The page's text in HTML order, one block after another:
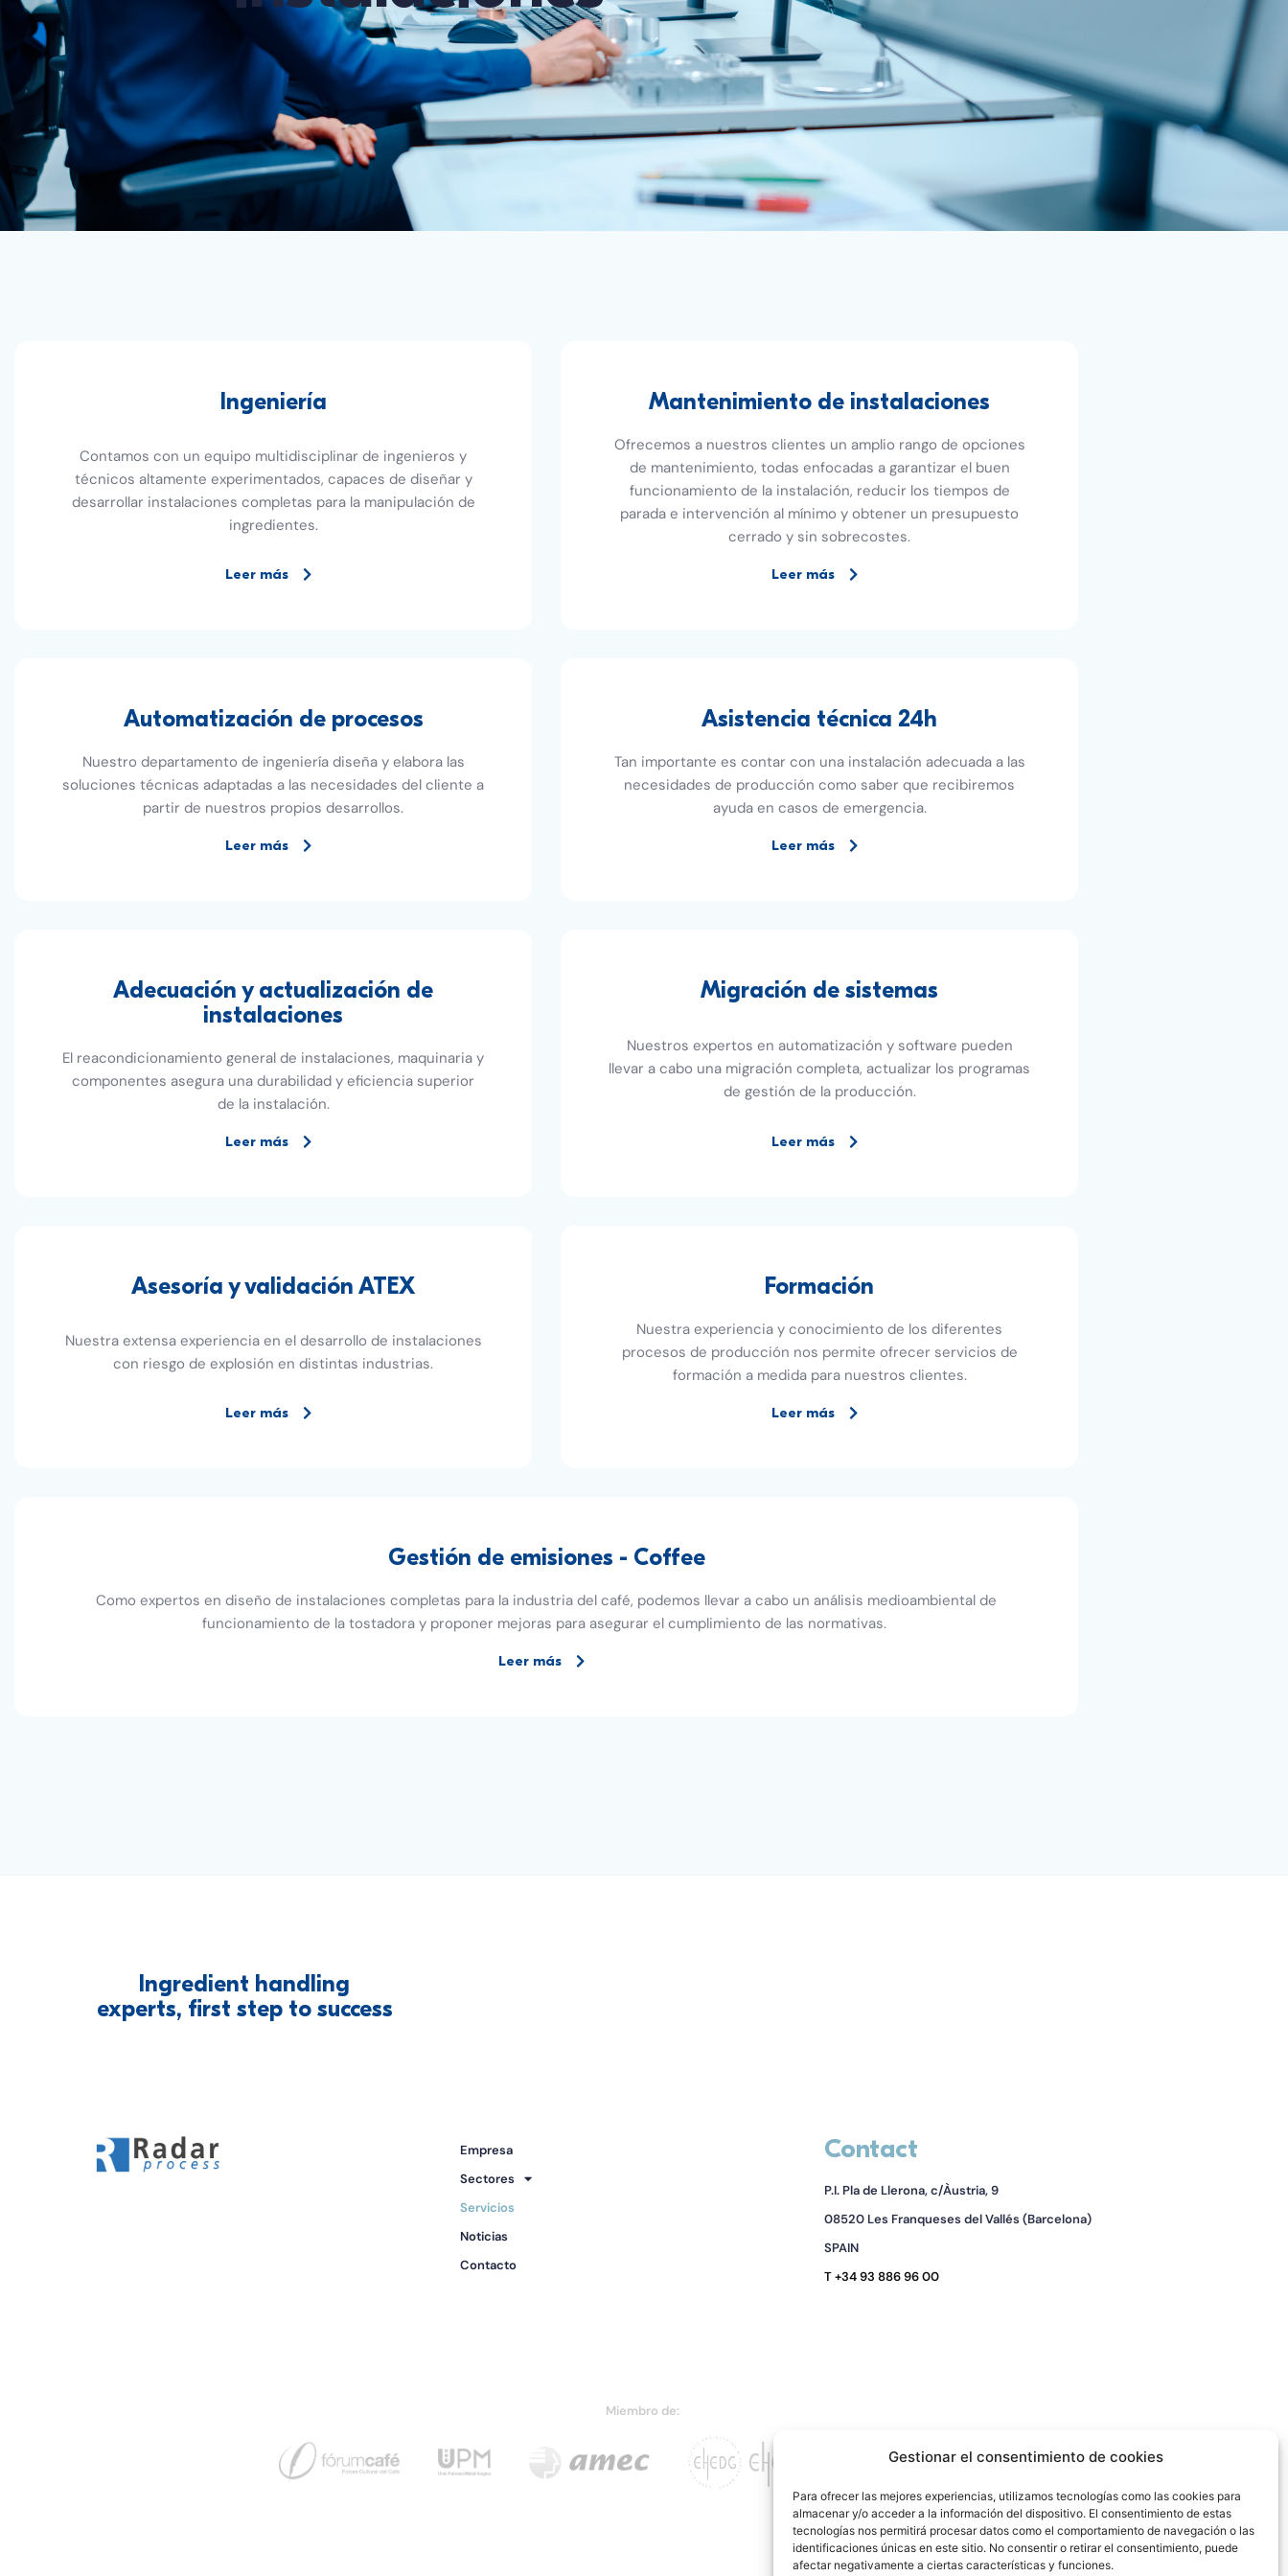
Gestionar el consentimiento de cookies
Para ofrecer las mejores experiencias, utilizamos tecnologías como las cookies para
almacenar y/o acceder a la información del dispositivo. El consentimiento de estas
tecnologías nos permitirá procesar datos como el comportamiento de navegación o las
identificaciones únicas en este sitio. No consentir o retirar el consentimiento, puede
afectar negativamente a ciertas características y funciones.
Ingeniería
Contamos con un equipo multidisciplinar de ingenieros y
técnicos altamente experimentados, capaces de diseñar y
desarrollar instalaciones completas para la manipulación de
ingredientes.
Leer más
Mantenimiento de instalaciones
Ofrecemos a nuestros clientes un amplio rango de opciones
de mantenimiento, todas enfocadas a garantizar el buen
funcionamiento de la instalación, reducir los tiempos de
parada e intervención al mínimo y obtener un presupuesto
cerrado y sin sobrecostes.
Leer más
Automatización de procesos
Nuestro departamento de ingeniería diseña y elabora las
soluciones técnicas adaptadas a las necesidades del cliente a
partir de nuestros propios desarrollos.
Leer más
Asistencia técnica 24h
Tan importante es contar con una instalación adecuada a las
necesidades de producción como saber que recibiremos
ayuda en casos de emergencia.
Leer más
Adecuación y actualización de
instalaciones
El reacondicionamiento general de instalaciones, maquinaria y
componentes asegura una durabilidad y eficiencia superior
de la instalación.
Leer más
Migración de sistemas
Nuestros expertos en automatización y software pueden
llevar a cabo una migración completa, actualizar los programas
de gestión de la producción.
Leer más
Asesoría y validación ATEX
Nuestra extensa experiencia en el desarrollo de instalaciones
con riesgo de explosión en distintas industrias.
Leer más
Formación
Nuestra experiencia y conocimiento de los diferentes
procesos de producción nos permite ofrecer servicios de
formación a medida para nuestros clientes.
Leer más
Gestión de emisiones - Coffee
Como expertos en diseño de instalaciones completas para la industria del café, podemos llevar a cabo un análisis medioambiental de
funcionamiento de la tostadora y proponer mejoras para asegurar el cumplimiento de las normativas.
Leer más
Ingredient handling
experts, first step to success
Empresa
Sectores
Servicios
Noticias
Contacto
Contact
P.I. Pla de Llerona, c/Àustria, 9
08520 Les Franqueses del Vallés (Barcelona)
SPAIN
T +34 93 886 96 00
Miembro de: